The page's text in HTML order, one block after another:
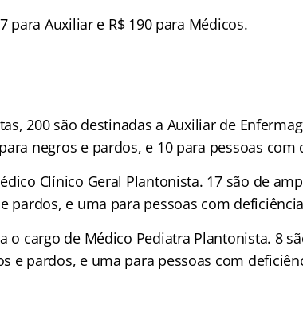
para Auxiliar e R$ 190 para Médicos.
200 são destinadas a Auxiliar de
negros e pardos, e 10 para pessoas com
Clínico Geral Plantonista. 17 são de
pardos, e uma para pessoas com
o cargo de Médico Pediatra Plantonista. 8
e pardos, e uma para pessoas com